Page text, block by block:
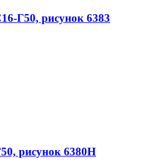
Г50, рисунок 6383
рисунок 6380Н